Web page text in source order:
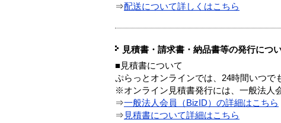
⇒配送について詳しくはこちら
見積書・請求書・納品書等の発行につ
■見積書について
ぷらっとオンラインでは、24時間いつで
※オンライン見積書発行には、一般法人
⇒一般法人会員（BizID）の詳細はこちら
⇒ 見積書について詳細はこちら